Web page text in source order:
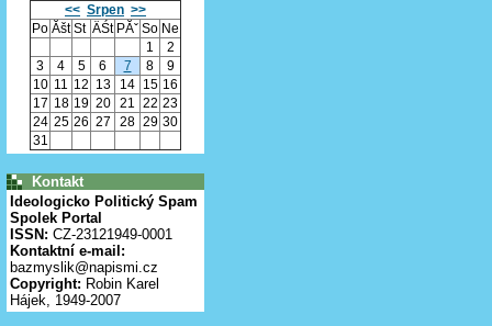
<< Srpen >>
Po Ăšt St ÄŚt PĂˇ So Ne
1
2
3
4 5 6 7 8
9
10 11 12 13 14 15 16
17 18 19 20 21 22 23
24 25 26 27 28 29 30
31
Kontakt
Ideologicko Politický Spam
Spolek Portal
ISSN: CZ-23121949-0001
Kontaktní e-mail:
bazmyslik@napismi.cz
Copyright: Robin Karel
Hájek, 1949-2007